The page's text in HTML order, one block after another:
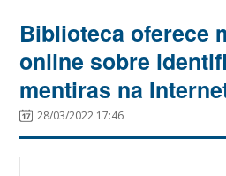
Biblioteca oferece
online sobre
mentiras na
28/03/2022 17:46